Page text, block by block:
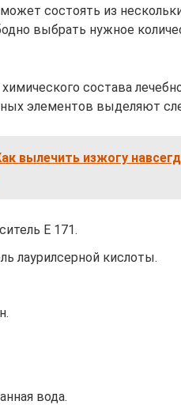
состоять из
выбрать нужное
состава
элементов выделяют
вылечить изжогу
Е 171.
лаурилсерной кислоты.
вода.